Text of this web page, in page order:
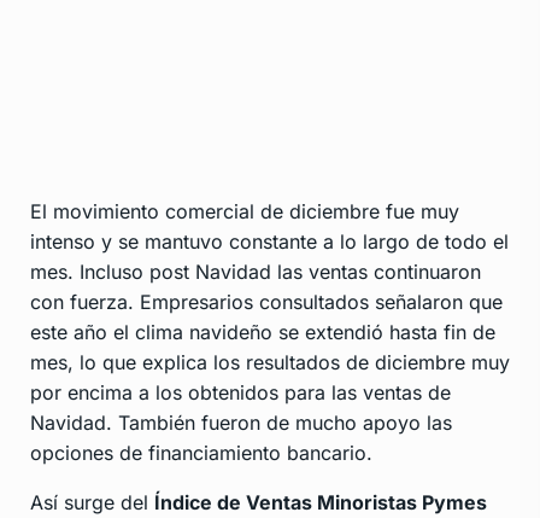
El movimiento comercial de diciembre fue muy
intenso y se mantuvo constante a lo largo de todo el
mes. Incluso post Navidad las ventas continuaron
con fuerza. Empresarios consultados señalaron que
este año el clima navideño se extendió hasta fin de
mes, lo que explica los resultados de diciembre muy
por encima a los obtenidos para las ventas de
Navidad. También fueron de mucho apoyo las
opciones de financiamiento bancario.
Así surge del Índice de Ventas Minoristas Pymes